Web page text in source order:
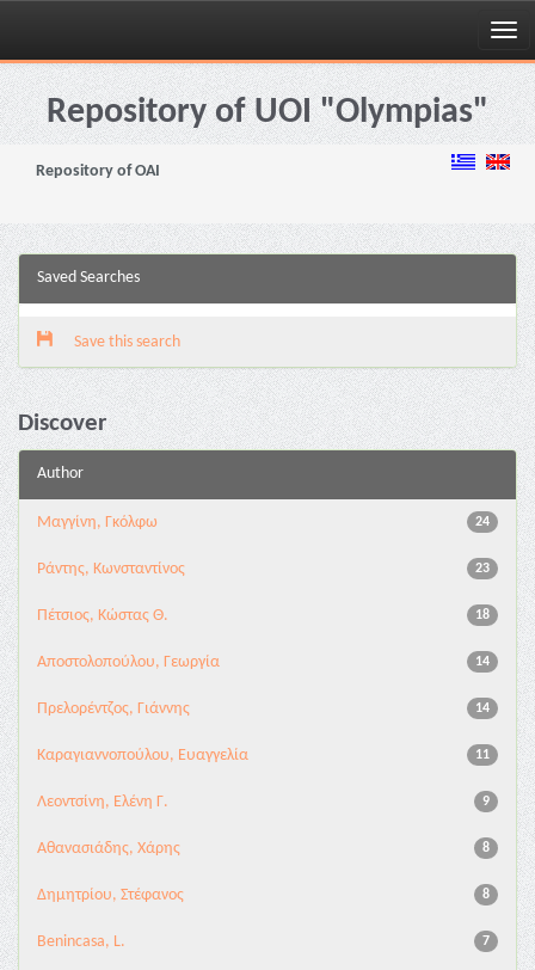
Skip
navigationRepository of UOI "Olympias"
Repository of OAI
Saved Searches
Save this search
Discover
Author
24
Μαγγίνη, Γκόλφω
23
Ράντης, Κωνσταντίνος
18
Πέτσιος, Κώστας Θ.
14
Αποστολοπούλου, Γεωργία
14
Πρελορέντζος, Γιάννης
11
Καραγιαννοπούλου, Ευαγγελία
9
Λεοντσίνη, Ελένη Γ.
8
Αθανασιάδης, Χάρης
8
Δημητρίου, Στέφανος
7
Benincasa, L.